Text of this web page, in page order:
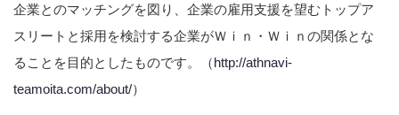
企業とのマッチングを図り、企業の雇用支援を望むトップア
スリートと採用を検討する企業がＷｉｎ・Ｗｉｎの関係とな
ることを目的としたものです。（http://athnavi-
teamoita.com/about/）